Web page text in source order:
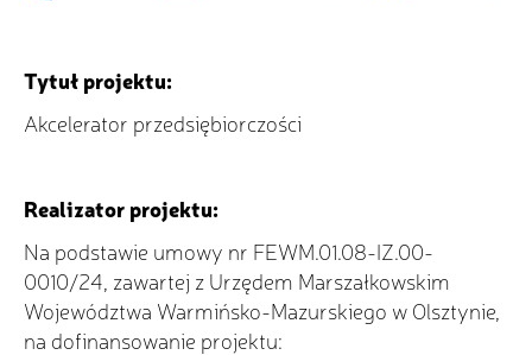
Tytuł projektu:
Akcelerator przedsiębiorczości
Realizator projektu:
Na podstawie umowy nr FEWM.01.08-IZ.00-
0010/24, zawartej z Urzędem Marszałkowskim
Województwa Warmińsko-Mazurskiego w Olsztynie,
na dofinansowanie projektu: